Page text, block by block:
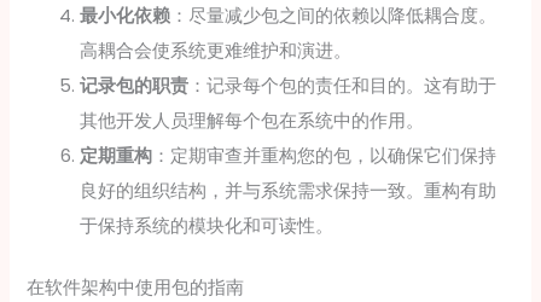
最小化依赖 ：尽量减少包之间的依赖以降低耦合度。
高耦合会使系统更难维护和演进。
记录包的职责 ：记录每个包的责任和目的。这有助于
其他开发人员理解每个包在系统中的作用。
定期重构 ：定期审查并重构您的包，以确保它们保持
良好的组织结构，并与系统需求保持一致。重构有助
于保持系统的模块化和可读性。
在软件架构中使用包的指南